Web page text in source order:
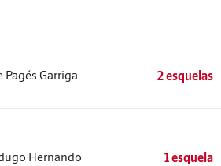
Pagés Garriga 2 esquelas
Hernando 1 esquela